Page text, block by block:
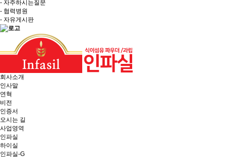
- 자주하시는질문
- 협력병원
- 자유게시판
회사소개
인사말
연혁
비전
인증서
오시는 길
사업영역
인파실
하이실
인파실-G